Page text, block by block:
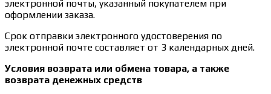
электронной почты, указанный покупателем при
оформлении заказа.
Срок отправки электронного удостоверения по
электронной почте составляет от 3 календарных дней.
Условия возврата или обмена товара, а также
возврата денежных средств